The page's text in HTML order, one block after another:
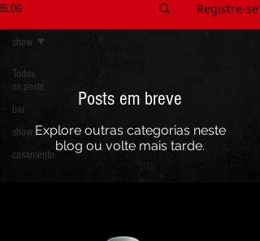
BLOG Registre-se
Todos
os posts
bar
show
casamento
show
Posts em breve
Explore outras categorias neste
blog ou volte mais tarde.